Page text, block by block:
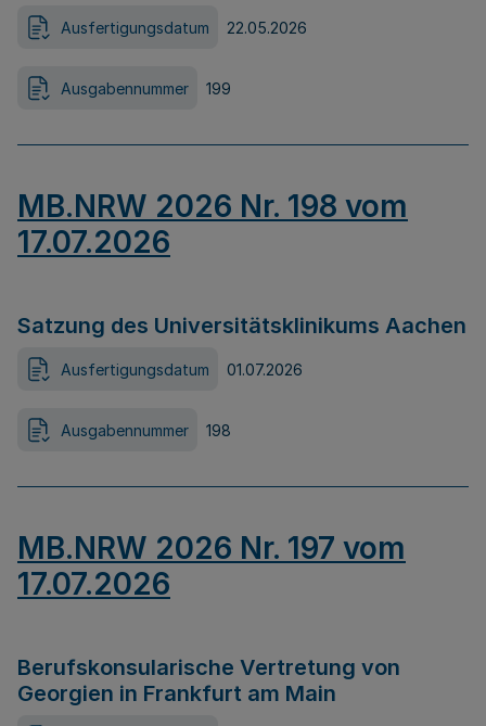
Ausfertigungsdatum 22.05.2026
Ausgabennummer 199
MB.NRW 2026 Nr. 198 vom
17.07.2026
Satzung des Universitätsklinikums Aachen
Ausfertigungsdatum 01.07.2026
Ausgabennummer 198
MB.NRW 2026 Nr. 197 vom
17.07.2026
Berufskonsularische Vertretung von
Georgien in Frankfurt am Main